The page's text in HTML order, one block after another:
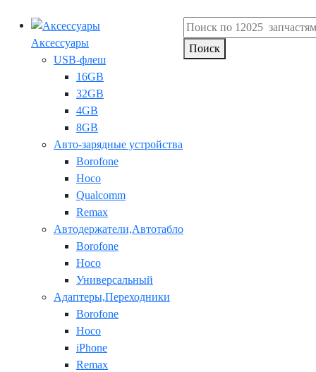
Аксессуары
USB-флеш
16GB
32GB
4GB
8GB
Авто-зарядные устройства
Borofone
Hoco
Qualcomm
Remax
Автодержатели,Автотабло
Borofone
Hoco
Универсальный
Адаптеры,Переходники
Borofone
Hoco
iPhone
Remax
Поиск